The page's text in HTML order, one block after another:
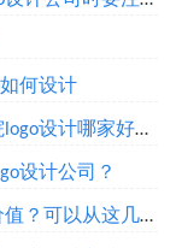
何设计
设计哪家好呢？
设计公司？
从这几个方面设计